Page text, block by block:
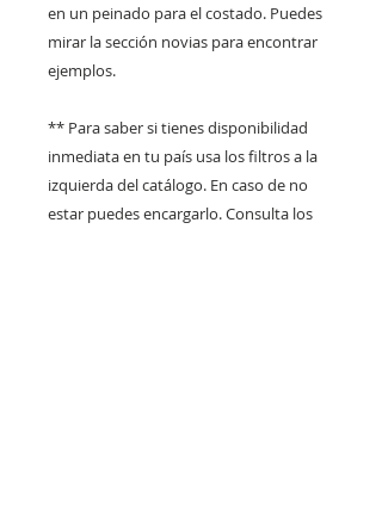
en un peinado para el costado. Puedes
mirar la sección novias para encontrar
ejemplos.
** Para saber si tienes disponibilidad
inmediata en tu país usa los filtros a la
izquierda del catálogo. En caso de no
estar puedes encargarlo. Consulta los